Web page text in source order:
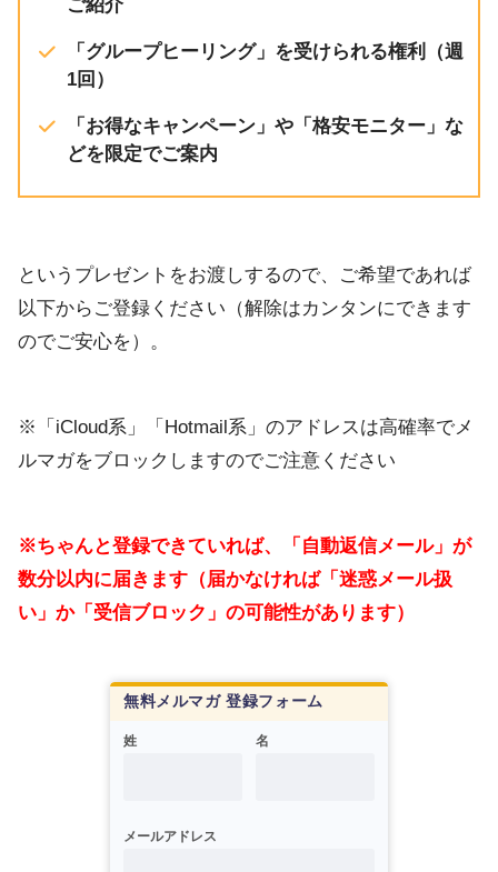
ご紹介
「グループヒーリング」を受けられる権利（週
1回）
「お得なキャンペーン」や「格安モニター」な
どを限定でご案内
というプレゼントをお渡しするので、ご希望であれば
以下からご登録ください（解除はカンタンにできます
のでご安心を）。
※「iCloud系」「Hotmail系」のアドレスは高確率でメ
ルマガをブロックしますのでご注意ください
※ちゃんと登録できていれば、「自動返信メール」が
数分以内に届きます（届かなければ「迷惑メール扱
い」か「受信ブロック」の可能性があります）
無料メルマガ 登録フォーム
姓 名
メールアドレス